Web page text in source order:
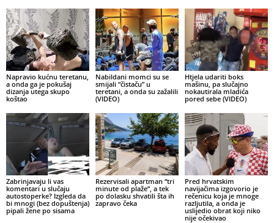
Napravio kućnu teretanu,
a onda ga je pokušaj
dizanja utega skupo
koštao
Nabildani momci su se
smijali “čistaču” u
teretani, a onda su zažalili
(VIDEO)
Htjela udariti boks
mašinu, pa slučajno
nokautirala mladića
pored sebe (VIDEO)
Zabrinjavaju li vas
komentari u slučaju
autostoperke? Izgleda da
bi mnogi (bez dopuštenja)
pipali žene po sisama
Rezervisali apartman “tri
minute od plaže”, a tek
po dolasku shvatili šta ih
zapravo čeka
Pred hrvatskim
navijačima izgovorio je
rečenicu koja je mnoge
razljutila, a onda je
uslijedio obrat koji niko
nije očekivao